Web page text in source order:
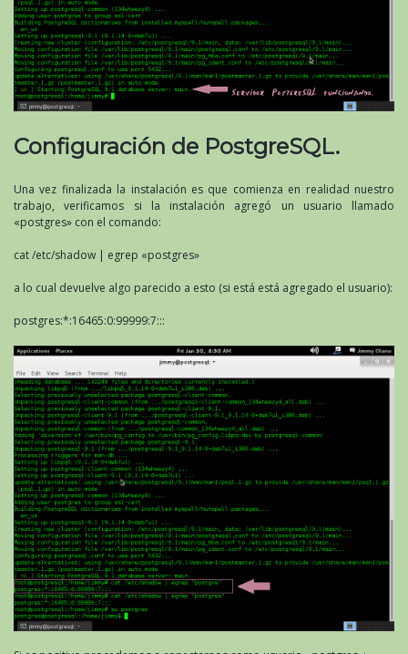
Configuración de PostgreSQL.
Una vez finalizada la instalación es que comienza en realidad nuestro
trabajo, verificamos si la instalación agregó un usuario llamado
«postgres» con el comando:
cat /etc/shadow | egrep «postgres»
a lo cual devuelve algo parecido a esto (si está está agregado el usuario):
postgres:*:16465:0:99999:7:::